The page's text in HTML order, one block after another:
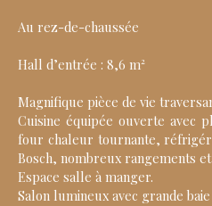
Au rez-de-chaussée
Hall d’entrée : 8,6 m²
Magnifique pièce de vie
Cuisine équipée ouverte avec
four chaleur tournante,
Bosch, nombreux rangements
Espace salle à manger.
Salon lumineux avec grande